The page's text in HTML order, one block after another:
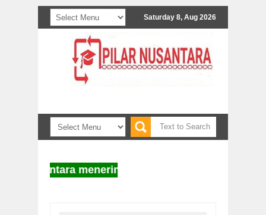
Saturday 8, Aug 2026
menerima naskah untuk diterbitkan.